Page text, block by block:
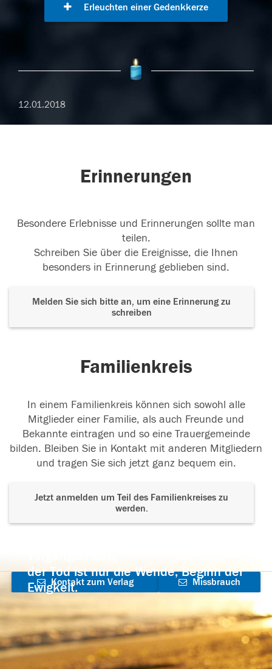
Erleuchten einer Gedenkkerze
12.01.2018
Erinnerungen
Besondere Erlebnisse und Erinnerungen sollte man
teilen.
Schreiben Sie über die Ereignisse, die Ihnen
besonders in Erinnerung geblieben sind.
Melden Sie sich bitte an, um eine Erinnerung zu
schreiben
Familienkreis
In einem Familienkreis können sich sowohl alle
Mitglieder einer Familie, als auch Freunde und
Bekannte eintragen und so eine Trauergemeinde
bilden. Bleiben Sie in Kontakt mit anderen Mitgliedern
und tragen Sie sich jetzt ganz bequem ein.
Jetzt anmelden um Teil des Familienkreises zu
werden.
der Tod ist nur die Wende, Beginn der
Ewigkeit.
Kontakt zum Verlag
aufnehmen
Missbrauch